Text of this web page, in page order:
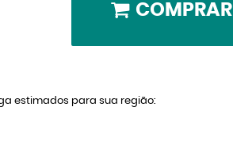
COMPRAR
estimados para sua região: